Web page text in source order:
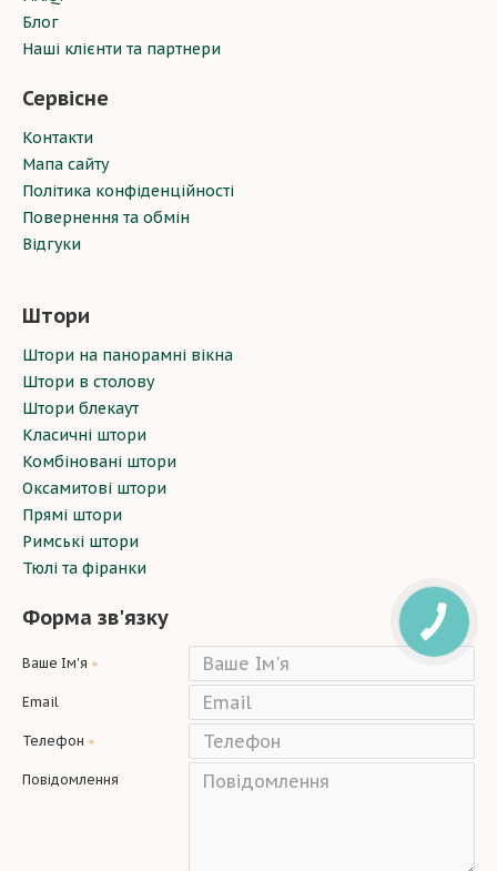
Блог
Наші клієнти та партнери
Сервісне
Контакти
Мапа сайту
Політика конфіденційності
Повернення та обмін
Відгуки
Штори
Штори на панорамні вікна
Штори в столову
Штори блекаут
Класичні штори
Комбіновані штори
Оксамитові штори
Прямі штори
Римські штори
Тюлі та фіранки
Форма зв'язку
Ваше Ім'я
Email
Телефон
Повідомлення